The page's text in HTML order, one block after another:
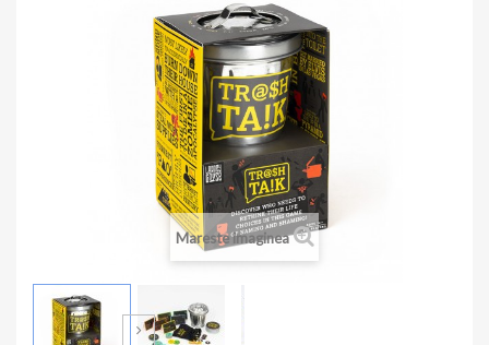
Mareste imaginea